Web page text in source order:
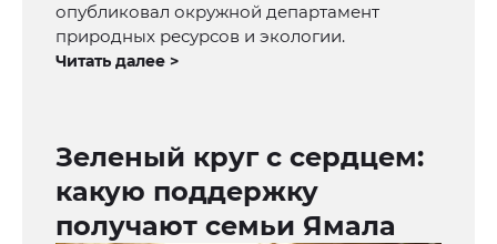
опубликовал окружной департамент
природных ресурсов и экологии.
Читать далее >
Зеленый круг с сердцем:
какую поддержку
получают семьи Ямала